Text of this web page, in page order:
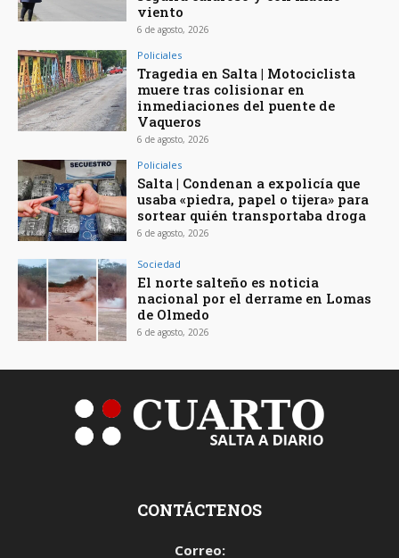
viento
6 de agosto, 2026
Policiales
Tragedia en Salta | Motociclista
muere tras colisionar en
inmediaciones del puente de
Vaqueros
6 de agosto, 2026
Policiales
Salta | Condenan a expolicía que
usaba «piedra, papel o tijera» para
sortear quién transportaba droga
6 de agosto, 2026
Sociedad
El norte salteño es noticia
nacional por el derrame en Lomas
de Olmedo
6 de agosto, 2026
CONTÁCTENOS
Correo: